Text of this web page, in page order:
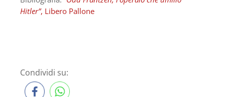
Hitler”, Libero Pallone
Condividi su: